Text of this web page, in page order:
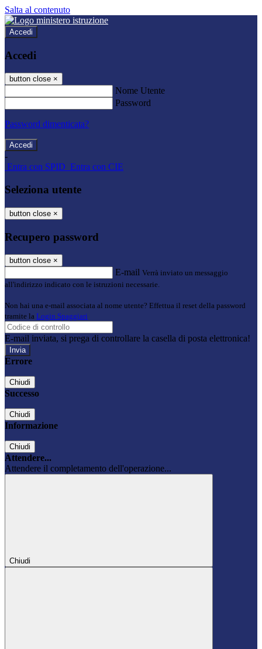
Salta al contenuto
Accedi
Accedi
button close ×
Nome Utente
Password
Password dimenticata?
-
Entra con SPID Entra con CIE
Seleziona utente
button close ×
Recupero password
button close ×
E-mail Verrà inviato un messaggio
all'indirizzo indicato con le istruzioni necessarie.
Non hai una e-mail associata al nome utente? Effettua il reset della password
tramite la Login Spaggiari
E-mail inviata, si prega di controllare la casella di posta elettronica!
Errore
Chiudi
Successo
Chiudi
Informazione
Chiudi
Attendere...
Attendere il completamento dell'operazione...
Chiudi